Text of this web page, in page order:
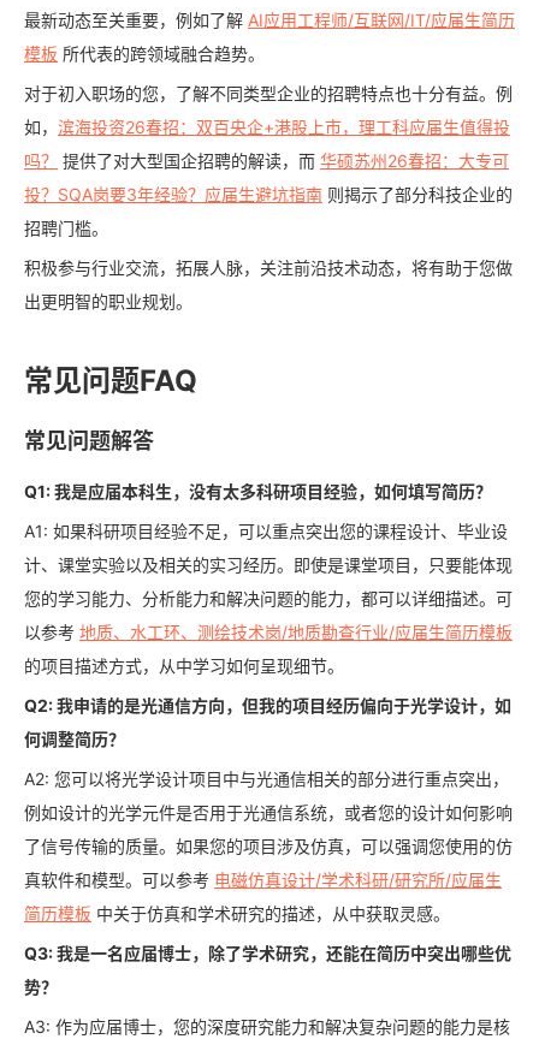
最新动态至关重要，例如了解 AI应用工程师/互联网/IT/应届生简历
模板 所代表的跨领域融合趋势。
对于初入职场的您，了解不同类型企业的招聘特点也十分有益。例
如， 滨海投资26春招：双百央企+港股上市，理工科应届生值得投
吗？
提供了对大型国企招聘的解读，而 华硕苏州26春招：大专可
投？SQA岗要3年经验？应届生避坑指南 则揭示了部分科技企业的
招聘门槛。
积极参与行业交流，拓展人脉，关注前沿技术动态，将有助于您做
出更明智的职业规划。
常见问题FAQ
常见问题解答
Q1: 我是应届本科生，没有太多科研项目经验，如何填写简历？
A1: 如果科研项目经验不足，可以重点突出您的课程设计、毕业设
计、课堂实验以及相关的实习经历。即使是课堂项目，只要能体现
您的学习能力、分析能力和解决问题的能力，都可以详细描述。可
以参考 地质、水工环、测绘技术岗/地质勘查行业/应届生简历模板
的项目描述方式，从中学习如何呈现细节。
Q2: 我申请的是光通信方向，但我的项目经历偏向于光学设计，如
何调整简历？
A2: 您可以将光学设计项目中与光通信相关的部分进行重点突出，
例如设计的光学元件是否用于光通信系统，或者您的设计如何影响
了信号传输的质量。如果您的项目涉及仿真，可以强调您使用的仿
真软件和模型。可以参考 电磁仿真设计/学术科研/研究所/应届生
简历模板 中关于仿真和学术研究的描述，从中获取灵感。
Q3: 我是一名应届博士，除了学术研究，还能在简历中突出哪些优
势？
A3: 作为应届博士，您的深度研究能力和解决复杂问题的能力是核